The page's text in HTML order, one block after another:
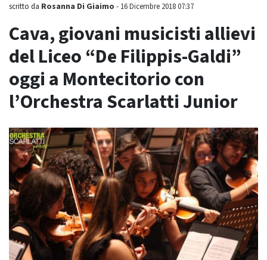
scritto da Rosanna Di Giaimo - 16 Dicembre 2018 07:37
Cava, giovani musicisti allievi
del Liceo “De Filippis-Galdi”
oggi a Montecitorio con
l’Orchestra Scarlatti Junior